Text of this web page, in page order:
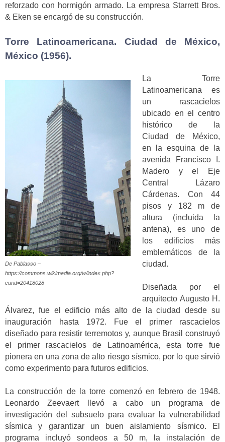
reforzado con hormigón armado. La empresa Starrett Bros.
& Eken se encargó de su construcción.
Torre Latinoamericana. Ciudad de México,
México (1956).
De Pablasso –
https://commons.wikimedia.org/w/index.php?
curid=20418028
La Torre
Latinoamericana es
un rascacielos
ubicado en el centro
histórico de la
Ciudad de México,
en la esquina de la
avenida Francisco I.
Madero y el Eje
Central Lázaro
Cárdenas. Con 44
pisos y 182 m de
altura (incluida la
antena), es uno de
los edificios más
emblemáticos de la
ciudad.
Diseñada por el
arquitecto Augusto H.
Álvarez, fue el edificio más alto de la ciudad desde su
inauguración hasta 1972. Fue el primer rascacielos
diseñado para resistir terremotos y, aunque Brasil construyó
el primer rascacielos de Latinoamérica, esta torre fue
pionera en una zona de alto riesgo sísmico, por lo que sirvió
como experimento para futuros edificios.
La construcción de la torre comenzó en febrero de 1948.
Leonardo Zeevaert llevó a cabo un programa de
investigación del subsuelo para evaluar la vulnerabilidad
sísmica y garantizar un buen aislamiento sísmico. El
programa incluyó sondeos a 50 m, la instalación de